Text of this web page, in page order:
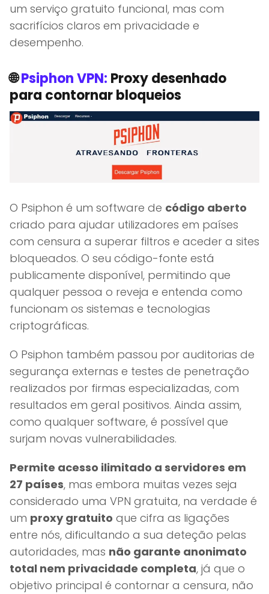
um serviço gratuito funcional, mas com
sacrifícios claros em privacidade e
desempenho.
🌐Psiphon VPN: Proxy desenhado
para contornar bloqueios
O Psiphon é um software de código aberto
criado para ajudar utilizadores em países
com censura a superar filtros e aceder a sites
bloqueados. O seu código-fonte está
publicamente disponível, permitindo que
qualquer pessoa o reveja e entenda como
funcionam os sistemas e tecnologias
criptográficas.
O Psiphon também passou por auditorias de
segurança externas e testes de penetração
realizados por firmas especializadas, com
resultados em geral positivos. Ainda assim,
como qualquer software, é possível que
surjam novas vulnerabilidades.
Permite acesso ilimitado a servidores em
27 países, mas embora muitas vezes seja
considerado uma VPN gratuita, na verdade é
um proxy gratuito que cifra as ligações
entre nós, dificultando a sua deteção pelas
autoridades, mas não garante anonimato
total nem privacidade completa, já que o
objetivo principal é contornar a censura, não